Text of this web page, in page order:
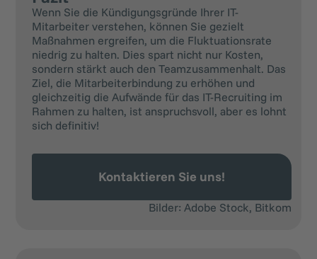
Wenn Sie die Kündigungsgründe Ihrer IT-
Mitarbeiter verstehen, können Sie gezielt
Maßnahmen ergreifen, um die Fluktuationsrate
niedrig zu halten. Dies spart nicht nur Kosten,
sondern stärkt auch den Teamzusammenhalt. Das
Ziel, die Mitarbeiterbindung zu erhöhen und
gleichzeitig die Aufwände für das IT-Recruiting im
Rahmen zu halten, ist anspruchsvoll, aber es lohnt
sich definitiv!
Kontaktieren Sie uns!
Bilder: Adobe Stock, Bitkom